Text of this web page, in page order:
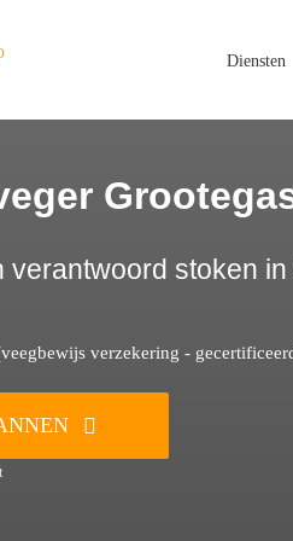
Diensten
verantwoord stoken in
verzekering -